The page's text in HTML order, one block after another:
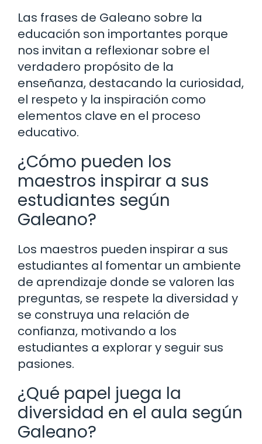
Las frases de Galeano sobre la
educación son importantes porque
nos invitan a reflexionar sobre el
verdadero propósito de la
enseñanza, destacando la curiosidad,
el respeto y la inspiración como
elementos clave en el proceso
educativo.
¿Cómo pueden los
maestros inspirar a sus
estudiantes según
Galeano?
Los maestros pueden inspirar a sus
estudiantes al fomentar un ambiente
de aprendizaje donde se valoren las
preguntas, se respete la diversidad y
se construya una relación de
confianza, motivando a los
estudiantes a explorar y seguir sus
pasiones.
¿Qué papel juega la
diversidad en el aula según
Galeano?